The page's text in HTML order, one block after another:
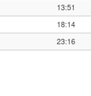
13:51
18:14
23:16